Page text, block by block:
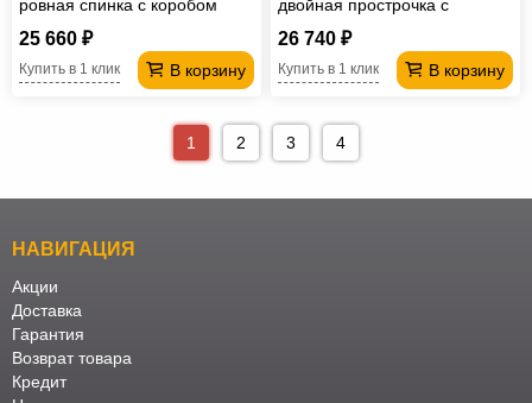
ровная спинка с коробом
25 660 ₽
В корзину
Купить в 1 клик
двойная прострочка с
26 740 ₽
В корзину
Купить в 1 клик
1 2 3 4
НАВИГАЦИЯ
Акции
Доставка
Гарантия
Возврат товара
Кредит